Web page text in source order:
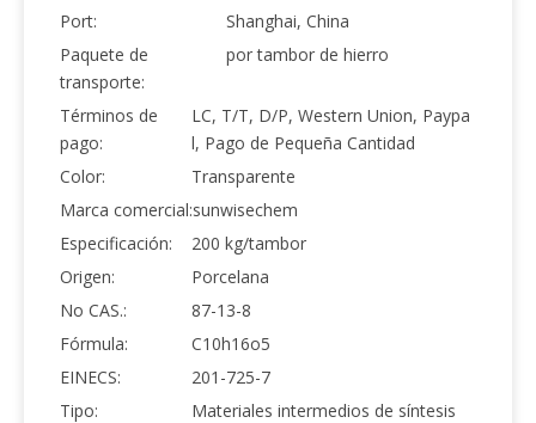
Port:
Shanghai, China
Paquete de
transporte:
por tambor de hierro
Términos de
pago:
LC, T/T, D/P, Western Union, Paypa
l, Pago de Pequeña Cantidad
Color:
Transparente
Marca comercial:sunwisechem
Especificación:
200 kg/tambor
Origen:
Porcelana
No CAS.:
87-13-8
Fórmula:
C10h16o5
EINECS:
201-725-7
Tipo:
Materiales intermedios de síntesis